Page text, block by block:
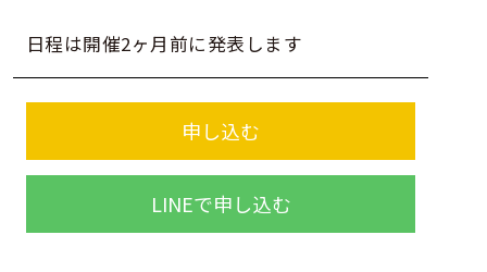
日程は開催2ヶ月前に発表します
申し込む
LINEで申し込む